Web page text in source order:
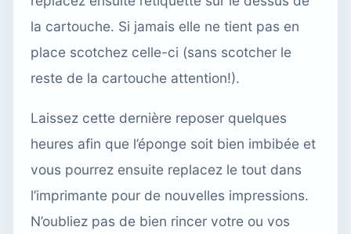
la cartouche. Si jamais elle ne tient pas en
place scotchez celle-ci (sans scotcher le
reste de la cartouche attention!).
Laissez cette dernière reposer quelques
heures afin que l’éponge soit bien imbibée et
vous pourrez ensuite replacez le tout dans
l’imprimante pour de nouvelles impressions.
N’oubliez pas de bien rincer votre ou vos